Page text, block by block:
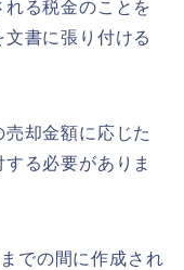
る税金のことを
書に張り付ける
却金額に応じた
る必要がありま
での間に作成され